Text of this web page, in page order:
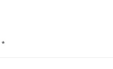
*